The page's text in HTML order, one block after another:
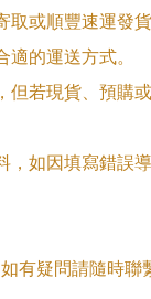
或順豐速運發貨
的運送方式。
但若現貨、預購
如因填寫錯誤
有疑問請隨時聯